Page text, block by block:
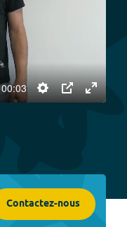
00:03
Settings
PIP
Enter
Contactez-nous